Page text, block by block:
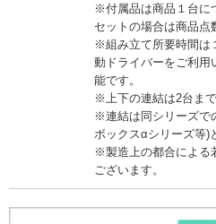
※付属品は商品１台に
セットの場合は商品点
※組み立て所要時間は
動ドライバーをご利用
能です。
※上下の連結は2台まで
※連結は同シリーズで
ボックスαシリーズ等)
※製造上の都合による
ございます。